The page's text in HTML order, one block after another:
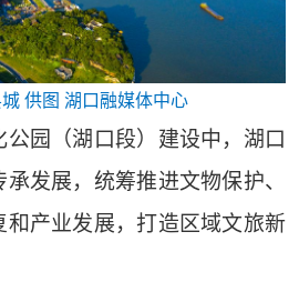
供图 湖口融媒体中心
园（湖口段）建设中，湖口
发展，统筹推进文物保护、
和产业发展，打造区域文旅新